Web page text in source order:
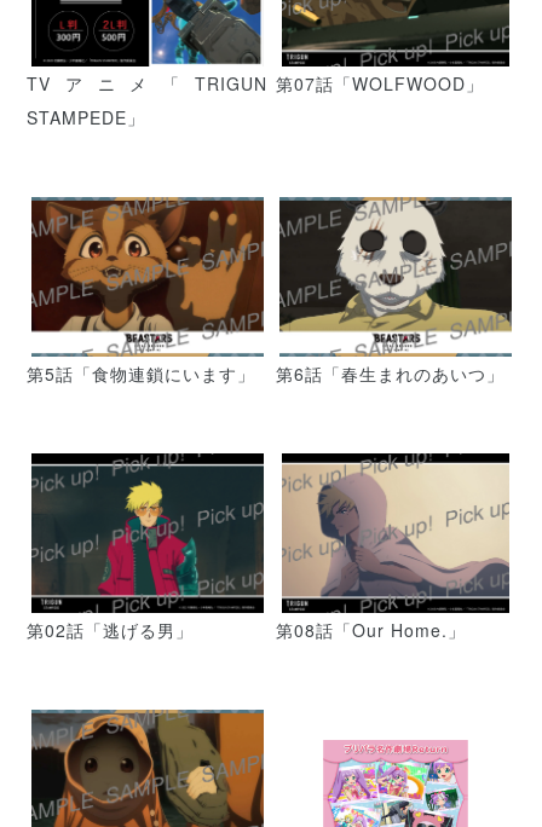
TVアニメ「TRIGUN
STAMPEDE」
第07話「WOLFWOOD」
第5話「食物連鎖にいます」 第6話「春生まれのあいつ」
第02話「逃げる男」 第08話「Our Home.」